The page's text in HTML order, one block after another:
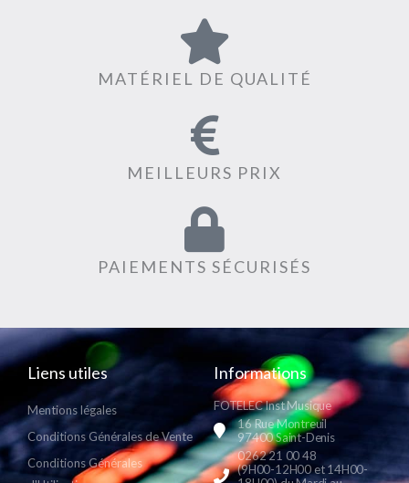
MATÉRIEL DE QUALITÉ
MEILLEURS PRIX
PAIEMENTS SÉCURISÉS
Liens utiles
Mentions légales
Conditions Générales de Vente
Conditions Générales
Informations
FOTELEC Inst Musique
16 Rue Montreuil
97400 Saint-Denis
0262 21 00 48
(9H00-12H00 et 14H00-